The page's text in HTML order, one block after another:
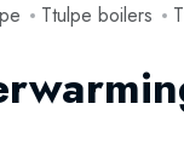
Ttulpe boilers